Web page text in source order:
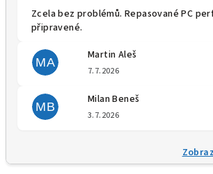
Zcela bez problémů. Repasované PC
připravené.
MA
Martin Aleš
7.7.2026
MB
Milan Beneš
3.7.2026